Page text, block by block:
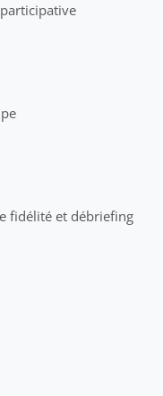
fidélité et débriefing